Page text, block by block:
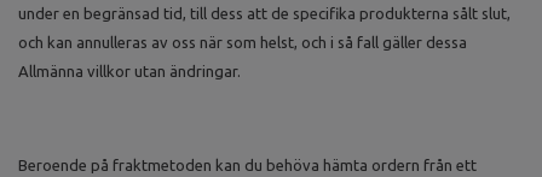
under en begränsad tid, till dess att de specifika produkterna sålt slut,
och kan annulleras av oss när som helst, och i så fall gäller dessa
Allmänna villkor utan ändringar.
Beroende på fraktmetoden kan du behöva hämta ordern från ett